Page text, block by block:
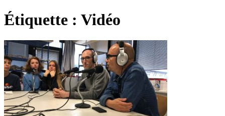
Étiquette : Vidéo